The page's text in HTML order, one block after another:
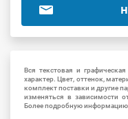
Вся текстовая и
характер. Цвет, оттенок,
комплект поставки и другие
изменяться в зависимости
Более подробную информацию